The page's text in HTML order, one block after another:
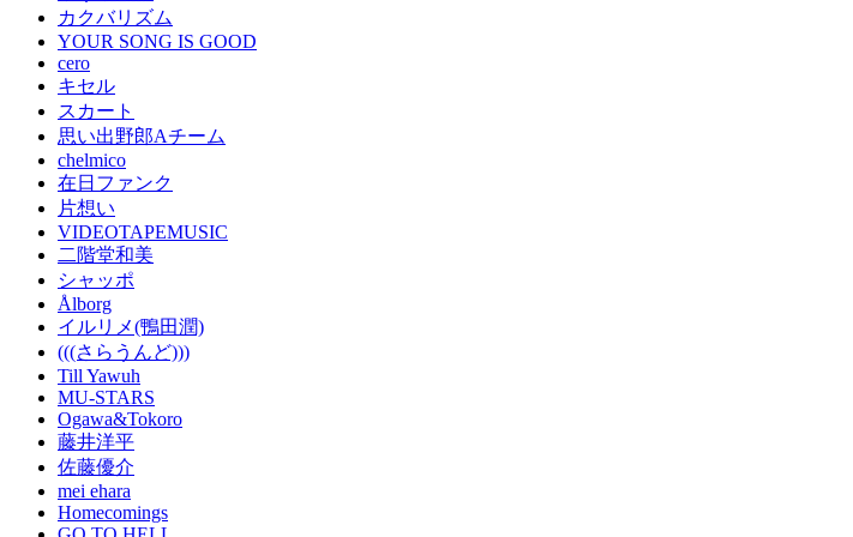
カクバリズム
YOUR SONG IS GOOD
cero
キセル
スカート
思い出野郎Aチーム
chelmico
在日ファンク
片想い
VIDEOTAPEMUSIC
二階堂和美
シャッポ
Ålborg
イルリメ(鴨田潤)
(((さらうんど)))
Till Yawuh
MU-STARS
Ogawa&Tokoro
藤井洋平
佐藤優介
mei ehara
Homecomings